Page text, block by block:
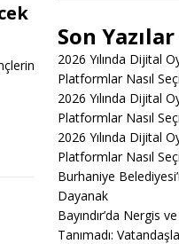
Son Yazılar
2026 Yılında Dijital
Platformlar Nasıl
2026 Yılında Dijital
Platformlar Nasıl
2026 Yılında Dijital
Platformlar Nasıl
Burhaniye
Dayanak
Bayındır’da Nergis
Tanımadı: